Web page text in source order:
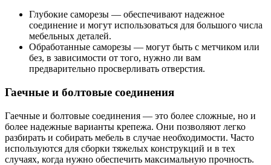
Глубокие саморезы — обеспечивают надежное
соединение и могут использоваться для большого числа
мебельных деталей.
Обработанные саморезы — могут быть с метчиком или
без, в зависимости от того, нужно ли вам
предварительно просверливать отверстия.
Гаечные и болтовые соединения
Гаечные и болтовые соединения — это более сложные, но и
более надежные варианты крепежа. Они позволяют легко
разбирать и собирать мебель в случае необходимости. Часто
используются для сборки тяжелых конструкций и в тех
случаях, когда нужно обеспечить максимальную прочность.